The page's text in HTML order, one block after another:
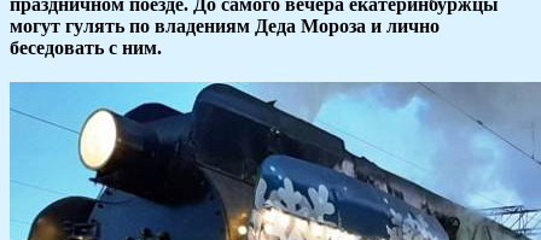
праздничном поезде. До самого вечера екатеринбуржцы
могут гулять по владениям Деда Мороза и лично
беседовать с ним.